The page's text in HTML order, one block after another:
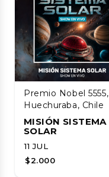
Premio Nobel 5555,
Huechuraba, Chile
MISIÓN SISTEMA
SOLAR
11 JUL
$2.000